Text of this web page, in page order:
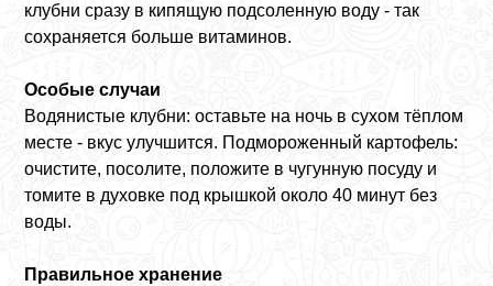
клубни сразу в кипящую подсоленную воду - так
сохраняется больше витаминов.
Особые случаи
Водянистые клубни: оставьте на ночь в сухом тёплом
месте - вкус улучшится. Подмороженный картофель:
очистите, посолите, положите в чугунную посуду и
томите в духовке под крышкой около 40 минут без
воды.
Правильное хранение